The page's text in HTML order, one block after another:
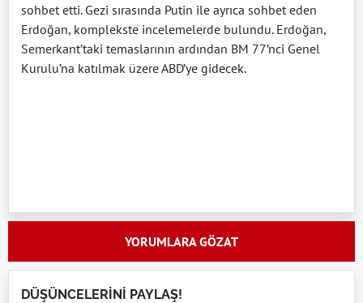
sohbet etti. Gezi sırasında Putin ile ayrıca sohbet eden
Erdoğan, komplekste incelemelerde bulundu. Erdoğan,
Semerkant’taki temaslarının ardından BM 77’nci Genel
Kurulu’na katılmak üzere ABD’ye gidecek.
YORUMLARA GÖZAT
DÜŞÜNCELERİNİ PAYLAŞ!